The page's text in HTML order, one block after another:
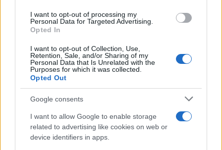
I want to opt-out of processing my
Personal Data for Targeted Advertising.
Opted In
I want to opt-out of Collection, Use,
Retention, Sale, and/or Sharing of my
Personal Data that Is Unrelated with the
Purposes for which it was collected.
Opted Out
Google consents
I want to allow Google to enable storage
related to advertising like cookies on web or
device identifiers in apps.
Φωτογραφία αρχείου Wikimedia commons ο Enzo Ferrari με τον Giancarlo Artioli
Με την άμεση επέμβαση μίας αστυνομικής
περιπόλου, οι δύο συνελήφθησαν. Οι συνεργοί
τους εξαφανίστηκαν, μα σύντομα οι έρευνες
αποκάλυψαν την αλήθεια: Ήταν μέλη της